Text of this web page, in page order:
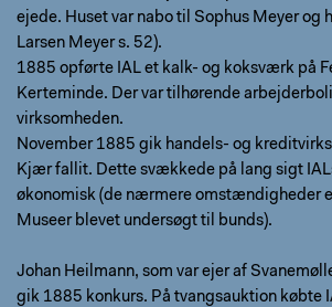
ejede. Huset var nabo til Sophus Meyer og
Larsen Meyer s. 52).
1885 opførte IAL et kalk- og koksværk på
Kerteminde. Der var tilhørende
virksomheden.
November 1885 gik handels- og
Kjær fallit. Dette svækkede på lang sigt
økonomisk (de nærmere omstændigheder
Museer blevet undersøgt til bunds).
Johan Heilmann, som var ejer af
gik 1885 konkurs. På tvangsauktion købte